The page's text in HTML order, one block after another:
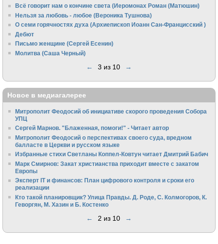
Всё говорит нам о кончине света (Иеромонах Роман (Матюшин)
Нельзя за любовь - любое (Вероника Тушнова)
О семи горячностях духа (Архиепископ Иоанн Сан-Францисский )
Дебют
Письмо женщине (Сергей Есенин)
Молитва (Саша Черный)
← 3 из 10 →
Новое в медиагалерее
Митрополит Феодосий об инициативе скорого проведения Собора
УПЦ
Сергей Марнов. "Блаженная, помоги!" - Читает автор
Митрополит Феодосий о перспективах своего суда, вредном
балласте в Церкви и русском языке
Избранные стихи Светланы Коппел-Ковтун читает Дмитрий Бабич
Марк Смирнов: Закат христианства приходит вместе с закатом
Европы
Эксперт IT и финансов: План цифрового контроля и сроки его
реализации
Кто такой планировщик? Улица Правды. Д. Роде, С. Колмогоров, К.
Геворгян, М. Хазин и Б. Костенко
← 2 из 10 →